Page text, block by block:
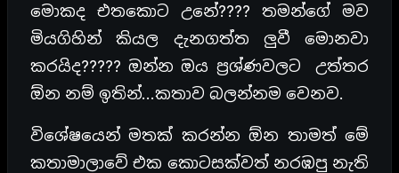
මොකද එතකොට උනේ???? තමන්ගේ මව
මියගිහින් කියල දැනගත්ත ලුවී මොනවා
කරයිද????? ඔන්න ඔය ප්‍රශ්ණවලට උත්තර
ඕන නම් ඉතින්…කතාව බලන්නම වෙනව.
විශේෂයෙන් මතක් කරන්න ඕන තාමත් මේ
කතාමාලාවේ එක කොටසක්වත් නරඹපු නැති